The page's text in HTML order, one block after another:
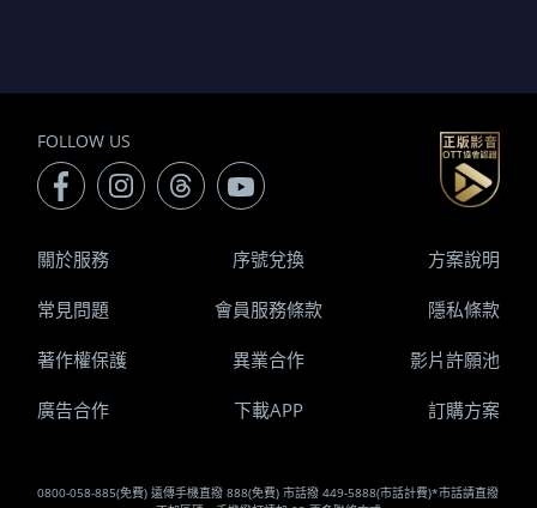
FOLLOW US
0800-058-885(免費) 遠傳手機直撥 888(免費) 市話撥 449-5888(市話計費)*市話請直撥
關於服務 序號兌換 方案說明
常見問題 會員服務條款 隱私條款
著作權保護 異業合作 影片許願池
廣告合作 下載APP 訂購方案